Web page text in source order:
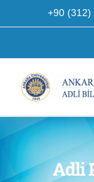
to
+90 (312)
Adli